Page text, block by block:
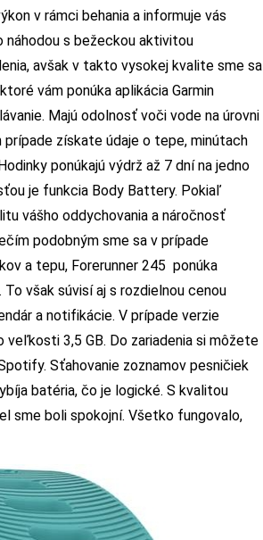
v rámci behania a informuje vás
s bežeckou aktivitou
avšak v takto vysokej kvalite sme sa
vám ponúka aplikácia Garmin
Majú odolnosť voči vode na úrovni
získate údaje o tepe, minútach
ponúkajú výdrž až 7 dní na jedno
je funkcia Body Battery. Pokiaľ
vášho oddychovania a náročnosť
podobným sme sa v prípade
a tepu, Forerunner 245 ponúka
však súvisí aj s rozdielnou cenou
a notifikácie. V prípade verzie
veľkosti 3,5 GB. Do zariadenia si môžete
Sťahovanie zoznamov pesničiek
batéria, čo je logické. S kvalitou
sme boli spokojní. Všetko fungovalo,